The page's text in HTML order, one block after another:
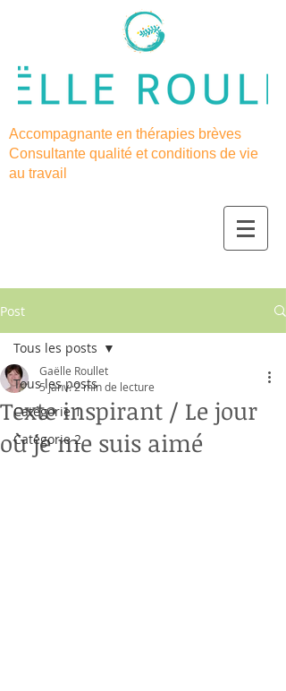
Accompagnante en thérapies brèves
Consultante qualité et conditions de vie
au travail
Post
Tous les posts
Catégorie 1
Catégorie 2
Tous les posts
Texte inspirant / Le jour
où je me suis aimé
Gaëlle Roullet
5 janv.2 min de lecture